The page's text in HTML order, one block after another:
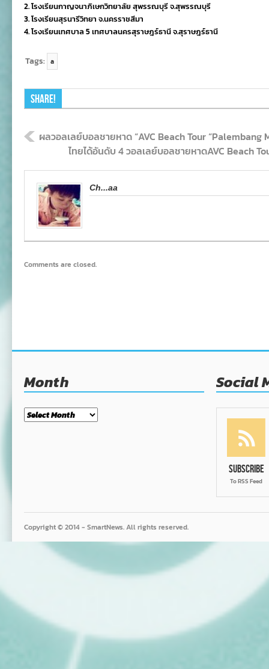
2. โรงเรียนกาญจนาภิเษกวิทยาลัย สุพรรณบุรี จ.สุพรรณบุรี
3. โรงเรียนสุรนารีวิทยา จ.นครราชสีมา
4. โรงเรียนเทศบาล 5 เทศบาลนครสุราษฎร์ธานี จ.สุราษฎร์ธานี
Tags: a
Share!
ผลวอลเลย์บอลชายหาด “AVC Beach Tour “Palembang
ไทยได้อันดับ 4 วอลเลย์บอลชายหาดAVC Beach
Ch...aa
Comments are closed.
Month
Month
Social
Subscribe
To RSS Feed
Copyright © 2014 - SmartNews. All rights reserved.